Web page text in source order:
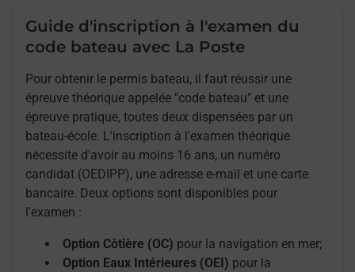
Guide d'inscription à l'examen du
code bateau avec La Poste
Pour obtenir le permis bateau, il faut réussir une
épreuve théorique appelée "code bateau" et une
épreuve pratique, toutes deux dispensées par un
bateau-école. L'inscription à l'examen théorique
nécessite d'avoir au moins 16 ans, un numéro
candidat (OEDIPP), une adresse e-mail et une carte
bancaire. Deux options sont disponibles pour
l'examen :
Option Côtière (OC) pour la navigation en mer;
Option Eaux Intérieures (OEI) pour la